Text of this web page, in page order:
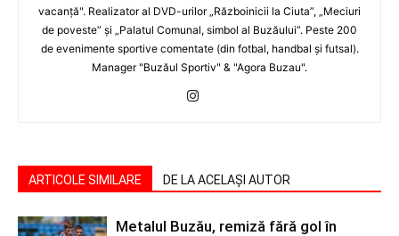
vacanţă". Realizator al DVD-urilor „Războinicii la Ciuta”, „Meciuri
de poveste” şi „Palatul Comunal, simbol al Buzăului”. Peste 200
de evenimente sportive comentate (din fotbal, handbal şi futsal).
Manager "Buzăul Sportiv" & "Agora Buzau".
ARTICOLE SIMILARE DE LA ACELAȘI AUTOR
Metalul Buzău, remiză fără gol în